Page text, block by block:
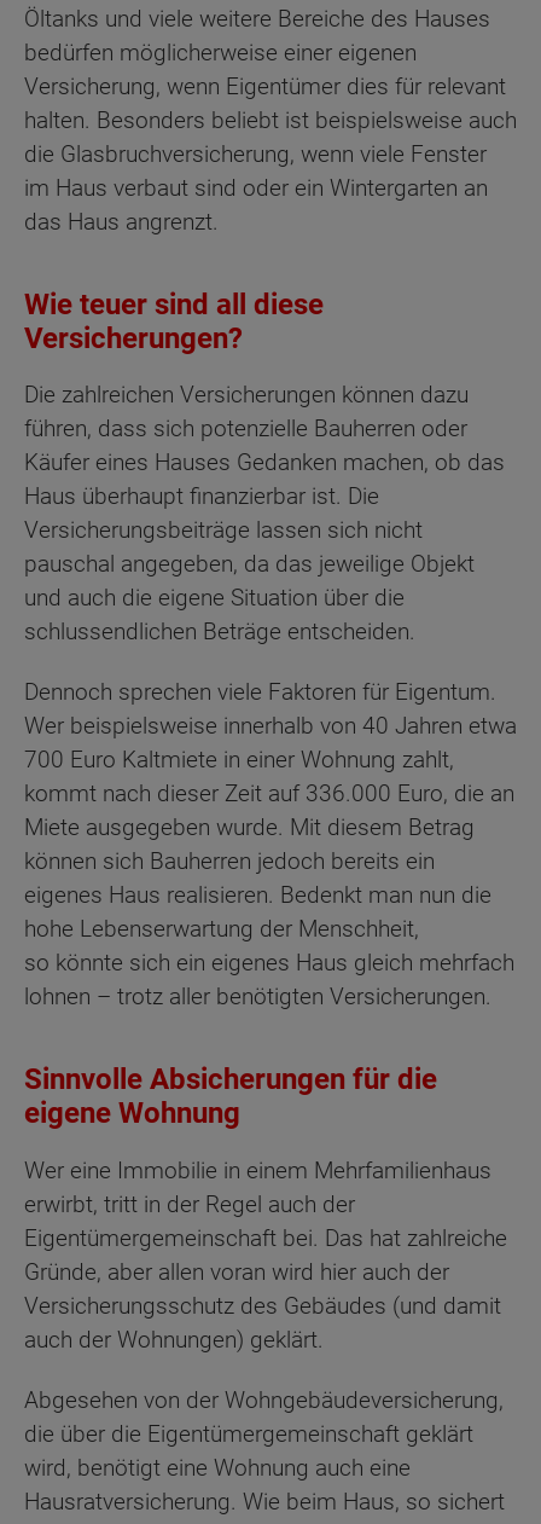
Öltanks und viele weitere Bereiche des Hauses
bedürfen möglicherweise einer eigenen
Versicherung, wenn Eigentümer dies für relevant
halten. Besonders beliebt ist beispielsweise auch
die Glasbruchversicherung, wenn viele Fenster
im Haus verbaut sind oder ein Wintergarten an
das Haus angrenzt.
Wie teuer sind all diese
Versicherungen?
Die zahlreichen Versicherungen können dazu
führen, dass sich potenzielle Bauherren oder
Käufer eines Hauses Gedanken machen, ob das
Haus überhaupt finanzierbar ist. Die
Versicherungsbeiträge lassen sich nicht
pauschal angegeben, da das jeweilige Objekt
und auch die eigene Situation über die
schlussendlichen Beträge entscheiden.
Dennoch sprechen viele Faktoren für Eigentum.
Wer beispielsweise innerhalb von 40 Jahren etwa
700 Euro Kaltmiete in einer Wohnung zahlt,
kommt nach dieser Zeit auf 336.000 Euro, die an
Miete ausgegeben wurde. Mit diesem Betrag
können sich Bauherren jedoch bereits ein
eigenes Haus realisieren. Bedenkt man nun die
hohe Lebenserwartung der Menschheit,
so könnte sich ein eigenes Haus gleich mehrfach
lohnen – trotz aller benötigten Versicherungen.
Sinnvolle Absicherungen für die
eigene Wohnung
Wer eine Immobilie in einem Mehrfamilienhaus
erwirbt, tritt in der Regel auch der
Eigentümergemeinschaft bei. Das hat zahlreiche
Gründe, aber allen voran wird hier auch der
Versicherungsschutz des Gebäudes (und damit
auch der Wohnungen) geklärt.
Abgesehen von der Wohngebäudeversicherung,
die über die Eigentümergemeinschaft geklärt
wird, benötigt eine Wohnung auch eine
Hausratversicherung. Wie beim Haus, so sichert